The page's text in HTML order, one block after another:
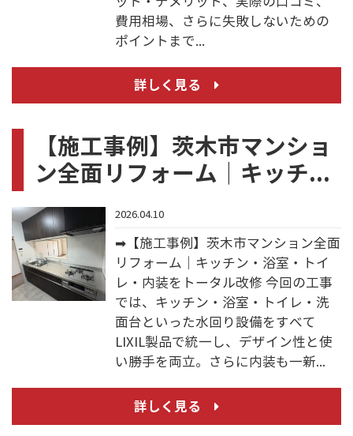
費用相場、さらに失敗しないための
ポイントまで...
詳しく見る
【施工事例】茨木市マンショ
ン全面リフォーム｜キッチ...
2026.04.10
➡【施工事例】茨木市マンション全面
リフォーム｜キッチン・浴室・トイ
レ・内装をトータル改修 今回の工事
では、キッチン・浴室・トイレ・洗
面台といった水回り設備をすべて
LIXIL製品で統一し、デザイン性と使
い勝手を両立。さらに内装も一新...
詳しく見る